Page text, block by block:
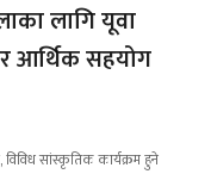
लागि यूवा
आर्थिक सहयोग